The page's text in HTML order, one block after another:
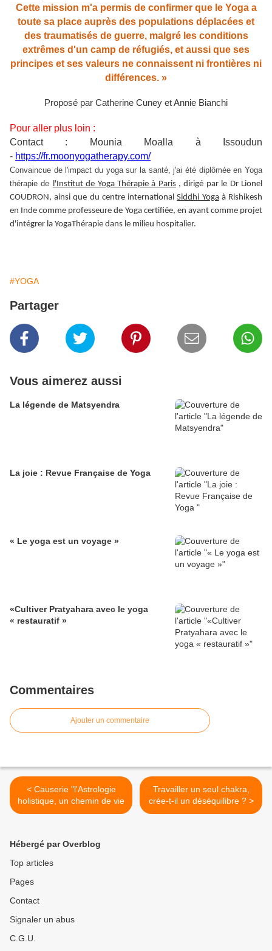
Cette mission m'a permis de confirmer que le Yoga a
toute sa place auprès des populations déplacées et
des traumatisés de guerre, malgré les conditions
extrêmes d'un camp de réfugiés, et aussi que ses
principes et ses valeurs ne connaissent ni frontières ni
différences. »
Proposé par Catherine Cuney et Annie Bianchi
Pour aller plus loin :
Contact : Mounia Moalla à Issoudun
- https://fr.moonyogatherapy.com/
Convaincue de l'impact du yoga sur la santé, j'ai été diplômée en Yoga
thérapie de l'Institut de Yoga Thérapie à Paris, dirigé par le Dr Lionel
COUDRON, ainsi que du centre internationalSiddhi Yogaà Rishikesh
en Inde comme professeure de Yoga certifiée, en ayant comme projet
d'intégrer la YogaThérapie dans le milieu hospitalier.
#YOGA
Partager
Vous aimerez aussi
La légende de Matsyendra
La joie : Revue Française de Yoga
« Le yoga est un voyage »
«Cultiver Pratyahara avec le yoga
« restauratif »
Commentaires
Ajouter un commentaire
< Causerie "l'Astrologie
holistique, un chemin de vie
Travailler un seul chakra,
crée-t-il un déséquilibre ? >
Hébergé par Overblog
Top articles
Pages
Contact
Signaler un abus
C.G.U.